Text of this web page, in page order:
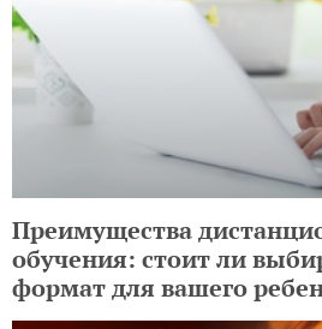
Преимущества
обучения: стоит ли
формат для вашего